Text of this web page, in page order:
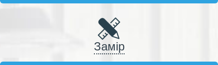
Замір